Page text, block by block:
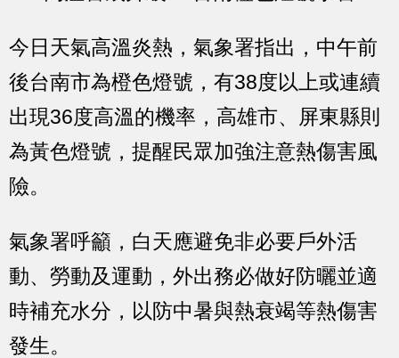
今日天氣高溫炎熱，氣象署指出，中午前
後台南市為橙色燈號，有38度以上或連續
出現36度高溫的機率，高雄市、屏東縣則
為黃色燈號，提醒民眾加強注意熱傷害風
險。
氣象署呼籲，白天應避免非必要戶外活
動、勞動及運動，外出務必做好防曬並適
時補充水分，以防中暑與熱衰竭等熱傷害
發生。